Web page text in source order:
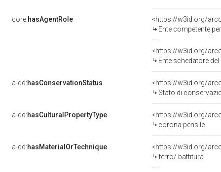
core:hasAgentRole
<https://w3id.org/
Ente competente per tutela
<https://w3id.org/
Ente schedatore
a-dd:hasConservationStatus
<https://w3id.org/
Stato di
a-dd:hasCulturalPropertyType
<https://w3id.org/
corona pensile
a-dd:hasMaterialOrTechnique
<https://w3id.org/
ferro/ battitura